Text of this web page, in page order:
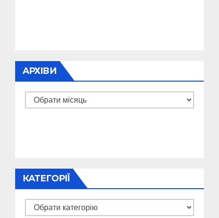
АРХІВИ
Архіви
КАТЕГОРІЇ
Категорії